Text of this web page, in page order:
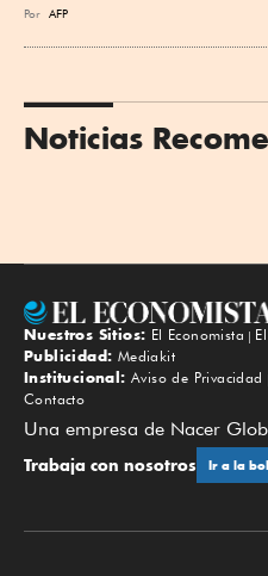
Por AFP
Noticias
Nuestros Sitios: El Economista
Publicidad: Mediakit
Institucional: Aviso de Privacidad
Contacto
Una empresa de Nacer
Trabaja con nosotros Ir a la